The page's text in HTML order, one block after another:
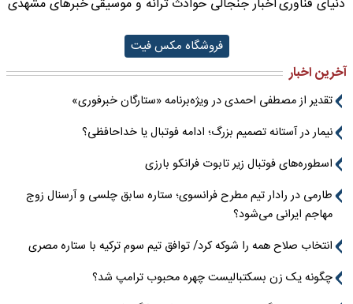
فروشگاه مکس فیت
آخرین اخبار
تقدیر از مصطفی احمدی در ویژه‌برنامه «ستارگان خبرفوری»
نیمار در آستانه تصمیم بزرگ؛ ادامه فوتبال یا خداحافظی؟
اسطوره‌های فوتبال زیر تابوت فرانکو بارزی
طارمی در رادار تیم مطرح فرانسوی؛ ستاره سابق چلسی و آرسنال زوج
مهاجم ایرانی می‌شود؟
انتخاب صلاح همه را شوکه کرد/ توافق تیم سوم ترکیه با ستاره مصری
چگونه یک زن بسکتبالیست چهره محبوب ترامپ شد؟